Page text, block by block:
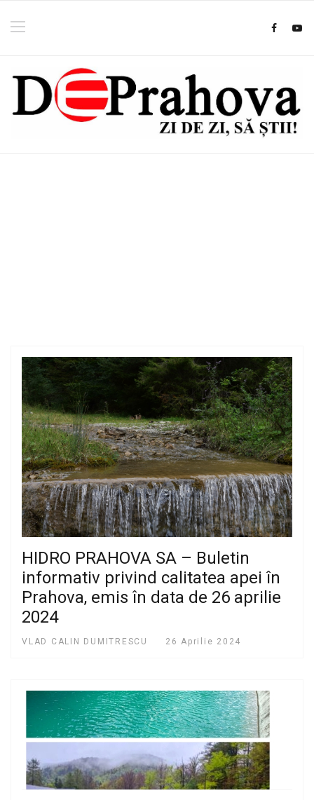
HIDRO PRAHOVA SA – Buletin
informativ privind calitatea apei în
Prahova, emis în data de 26 aprilie
2024
VLAD CALIN DUMITRESCU 26 Aprilie 2024